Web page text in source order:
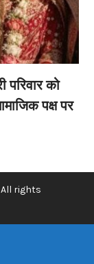
परिवार को
पक्ष पर
rights